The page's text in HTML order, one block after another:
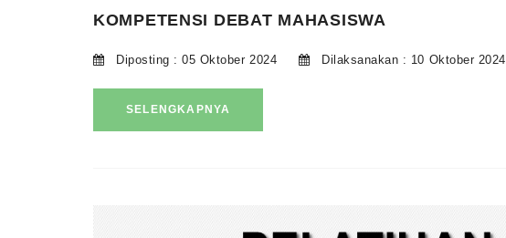
KOMPETENSI DEBAT MAHASISWA
Diposting : 05 Oktober 2024 Dilaksanakan : 10 Oktober 2024
SELENGKAPNYA